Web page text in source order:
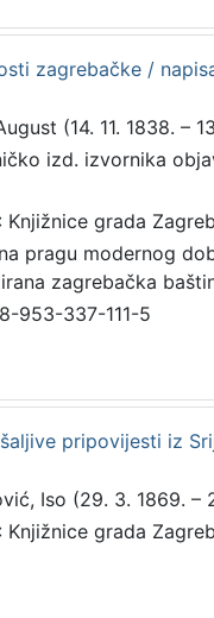
zagrebačke /
(14. 11. 1838. –
izd. izvornika
Knjižnice grada
pragu modernog
zagrebačka
953-337-111-5
pripovijesti iz
Iso (29. 3. 1869. –
Knjižnice grada